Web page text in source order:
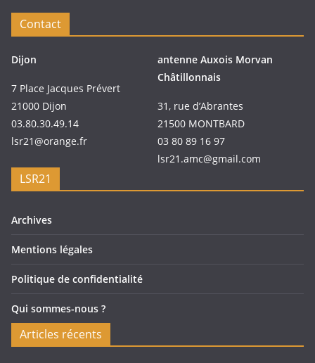
Contact
Dijon
7 Place Jacques Prévert
21000 Dijon
03.80.30.49.14
lsr21@orange.fr
antenne Auxois Morvan
Châtillonnais
31, rue d’Abrantes
21500 MONTBARD
03 80 89 16 97
lsr21.amc@gmail.com
LSR21
Archives
Mentions légales
Politique de confidentialité
Qui sommes-nous ?
Articles récents